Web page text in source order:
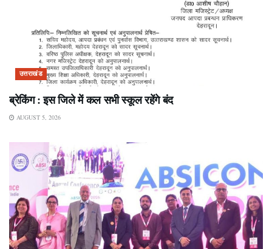
उत्तराखंड
ब्रेकिंग : इस जिले में कल सभी स्कूल रहेंगे बंद
AUGUST 5, 2026